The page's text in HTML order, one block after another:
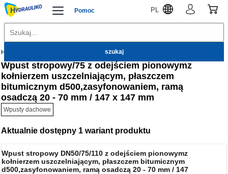
Pomoc PL
Hydrauliko Wpusty dachowe
Wpust stropowy/75 z odejściem pionowymz
kołnierzem uszczelniającym, płaszczem
bitumicznym d500,zasyfonowaniem, ramą
osadczą 20 - 70 mm / 147 x 147 mm
Wpusty dachowe
Aktualnie dostępny 1 wariant produktu
Wpust stropowy DN50/75/110 z odejściem pionowymz
kołnierzem uszczelniającym, płaszczem bitumicznym
d500,zasyfonowaniem, ramą osadczą 20 - 70 mm / 147